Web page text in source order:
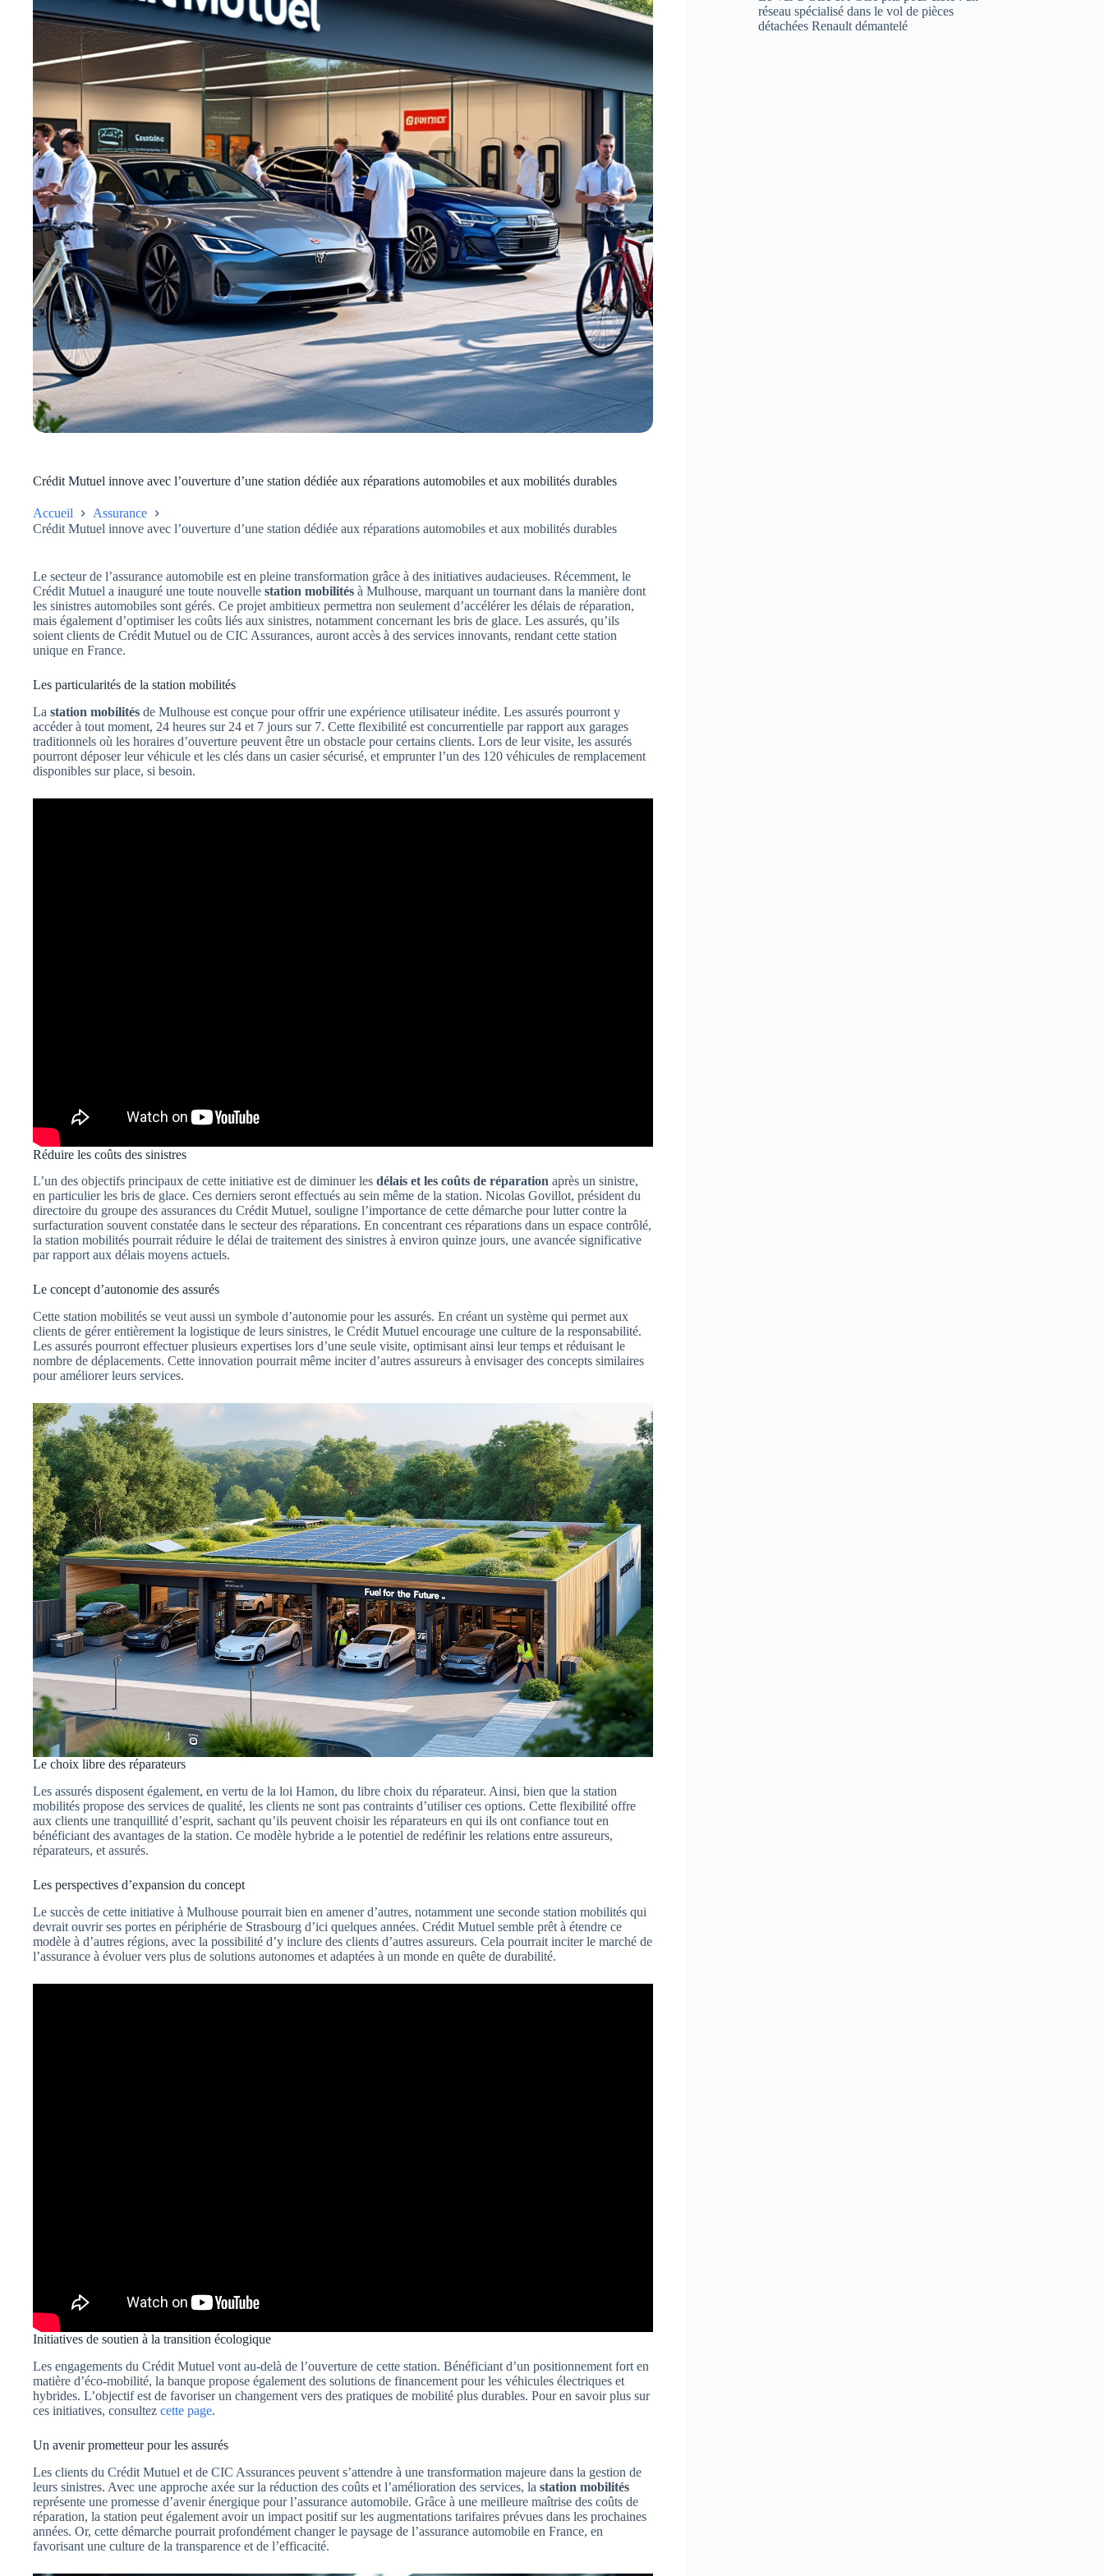
Crédit Mutuel innove avec l’ouverture d’une station dédiée aux réparations automobiles et aux mobilités durables
Accueil
Assurance
Crédit Mutuel innove avec l’ouverture d’une station dédiée aux réparations automobiles et aux mobilités durables
Le secteur de l’assurance automobile est en pleine transformation grâce à des initiatives audacieuses. Récemment, le
Crédit Mutuel a inauguré une toute nouvelle station mobilités à Mulhouse, marquant un tournant dans la manière dont
les sinistres automobiles sont gérés. Ce projet ambitieux permettra non seulement d’accélérer les délais de réparation,
mais également d’optimiser les coûts liés aux sinistres, notamment concernant les bris de glace. Les assurés, qu’ils
soient clients de Crédit Mutuel ou de CIC Assurances, auront accès à des services innovants, rendant cette station
unique en France.
Les particularités de la station mobilités
La station mobilités de Mulhouse est conçue pour offrir une expérience utilisateur inédite. Les assurés pourront y
accéder à tout moment, 24 heures sur 24 et 7 jours sur 7. Cette flexibilité est concurrentielle par rapport aux garages
traditionnels où les horaires d’ouverture peuvent être un obstacle pour certains clients. Lors de leur visite, les assurés
pourront déposer leur véhicule et les clés dans un casier sécurisé, et emprunter l’un des 120 véhicules de remplacement
disponibles sur place, si besoin.
Réduire les coûts des sinistres
L’un des objectifs principaux de cette initiative est de diminuer les délais et les coûts de réparation après un sinistre,
en particulier les bris de glace. Ces derniers seront effectués au sein même de la station. Nicolas Govillot, président du
directoire du groupe des assurances du Crédit Mutuel, souligne l’importance de cette démarche pour lutter contre la
surfacturation souvent constatée dans le secteur des réparations. En concentrant ces réparations dans un espace contrôlé,
la station mobilités pourrait réduire le délai de traitement des sinistres à environ quinze jours, une avancée significative
par rapport aux délais moyens actuels.
Le concept d’autonomie des assurés
Cette station mobilités se veut aussi un symbole d’autonomie pour les assurés. En créant un système qui permet aux
clients de gérer entièrement la logistique de leurs sinistres, le Crédit Mutuel encourage une culture de la responsabilité.
Les assurés pourront effectuer plusieurs expertises lors d’une seule visite, optimisant ainsi leur temps et réduisant le
nombre de déplacements. Cette innovation pourrait même inciter d’autres assureurs à envisager des concepts similaires
pour améliorer leurs services.
Le choix libre des réparateurs
Les assurés disposent également, en vertu de la loi Hamon, du libre choix du réparateur. Ainsi, bien que la station
mobilités propose des services de qualité, les clients ne sont pas contraints d’utiliser ces options. Cette flexibilité offre
aux clients une tranquillité d’esprit, sachant qu’ils peuvent choisir les réparateurs en qui ils ont confiance tout en
bénéficiant des avantages de la station. Ce modèle hybride a le potentiel de redéfinir les relations entre assureurs,
réparateurs, et assurés.
Les perspectives d’expansion du concept
Le succès de cette initiative à Mulhouse pourrait bien en amener d’autres, notamment une seconde station mobilités qui
devrait ouvrir ses portes en périphérie de Strasbourg d’ici quelques années. Crédit Mutuel semble prêt à étendre ce
modèle à d’autres régions, avec la possibilité d’y inclure des clients d’autres assureurs. Cela pourrait inciter le marché de
l’assurance à évoluer vers plus de solutions autonomes et adaptées à un monde en quête de durabilité.
Initiatives de soutien à la transition écologique
Les engagements du Crédit Mutuel vont au-delà de l’ouverture de cette station. Bénéficiant d’un positionnement fort en
matière d’éco-mobilité, la banque propose également des solutions de financement pour les véhicules électriques et
hybrides. L’objectif est de favoriser un changement vers des pratiques de mobilité plus durables. Pour en savoir plus sur
ces initiatives, consultez cette page.
Un avenir prometteur pour les assurés
Les clients du Crédit Mutuel et de CIC Assurances peuvent s’attendre à une transformation majeure dans la gestion de
leurs sinistres. Avec une approche axée sur la réduction des coûts et l’amélioration des services, la station mobilités
représente une promesse d’avenir énergique pour l’assurance automobile. Grâce à une meilleure maîtrise des coûts de
réparation, la station peut également avoir un impact positif sur les augmentations tarifaires prévues dans les prochaines
années. Or, cette démarche pourrait profondément changer le paysage de l’assurance automobile en France, en
favorisant une culture de la transparence et de l’efficacité.
réseau spécialisé dans le vol de pièces
détachées Renault démantelé